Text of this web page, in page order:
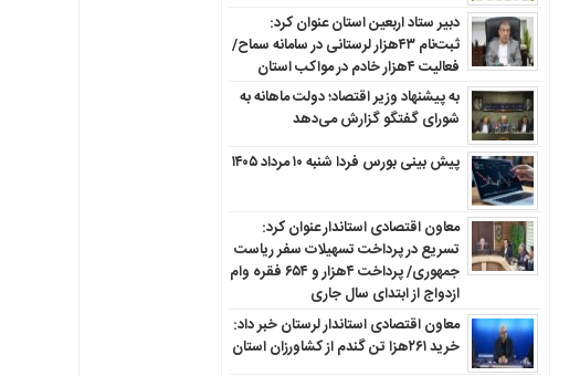
دبیر ستاد اربعین استان عنوان کرد:
ثبت‌نام ۴۳هزار لرستانی در سامانه سماح/
فعالیت ۴هزار خادم در مواکب استان
به پیشنهاد وزیر اقتصاد؛ دولت ماهانه به
شورای گفتگو گزارش می‌دهد
پیش بینی بورس فردا شنبه ۱۰ مرداد ۱۴۰۵
معاون اقتصادی استاندار عنوان کرد:
تسریع در پرداخت تسهیلات سفر ریاست
جمهوری/ پرداخت ۴هزار و ۶۵۴ فقره وام
ازدواج از ابتدای سال جاری
معاون اقتصادی استاندار لرستان خبر داد:
خرید ۲۶۱هزا تن گندم از کشاورزان استان